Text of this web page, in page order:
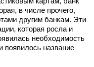
в числе прочего,
другим банкам. Эти
которая росла и
необходимость
появилось название